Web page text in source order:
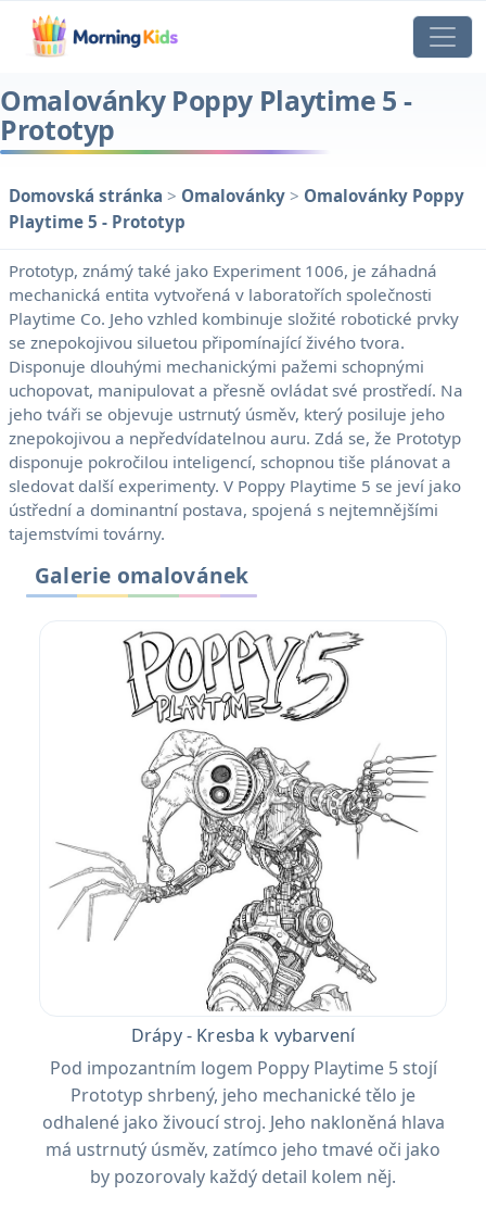
Omalovánky Poppy Playtime 5 -
Prototyp
Domovská stránka > Omalovánky > Omalovánky Poppy
Playtime 5 - Prototyp
Prototyp, známý také jako Experiment 1006, je záhadná
mechanická entita vytvořená v laboratořích společnosti
Playtime Co. Jeho vzhled kombinuje složité robotické prvky
se znepokojivou siluetou připomínající živého tvora.
Disponuje dlouhými mechanickými pažemi schopnými
uchopovat, manipulovat a přesně ovládat své prostředí. Na
jeho tváři se objevuje ustrnutý úsměv, který posiluje jeho
znepokojivou a nepředvídatelnou auru. Zdá se, že Prototyp
disponuje pokročilou inteligencí, schopnou tiše plánovat a
sledovat další experimenty. V Poppy Playtime 5 se jeví jako
ústřední a dominantní postava, spojená s nejtemnějšími
tajemstvími továrny.
Galerie omalovánek
Drápy - Kresba k vybarvení
Pod impozantním logem Poppy Playtime 5 stojí
Prototyp shrbený, jeho mechanické tělo je
odhalené jako živoucí stroj. Jeho nakloněná hlava
má ustrnutý úsměv, zatímco jeho tmavé oči jako
by pozorovaly každý detail kolem něj.